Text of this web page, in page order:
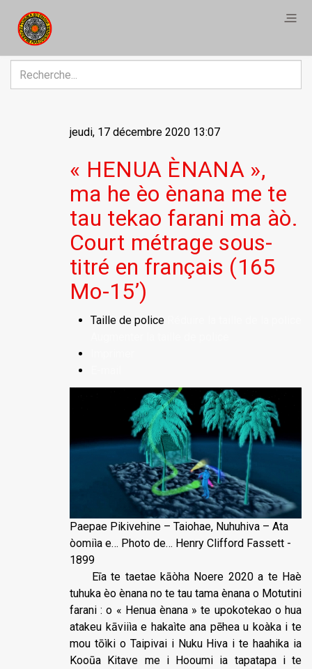
jeudi, 17 décembre 2020 13:07
« HENUA ÈNANA »,
ma he èo ènana me te
tau tekao farani ma àò.
Court métrage sous-
titré en français (165
Mo-15’)
Taille de police
Paepae Pikivehine – Taiohae, Nuhuhiva – Ata
òomiìa e… Photo de… Henry Clifford Fassett -
1899
Eīa te taetae kāòha Noere 2020 a te Haè
tuhuka èo ènana no te tau tama ènana o Motutini
farani : o « Henua ènana » te upokotekao o hua
atakeu kāviiìa e hakaìte ana pēhea u koàka i te
mou tōìki o Taipivai i Nuku Hiva i te haahika ia
Kooūa Kitave me i Hooumi ia tapatapa i te